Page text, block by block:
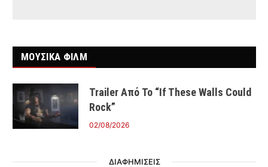
ΜΟΥΣΙΚΑ ΦΙΛΜ
Trailer Από Το “If These Walls Could
Rock”
02/08/2026
ΔΙΑΦΗΜΙΣΕΙΣ